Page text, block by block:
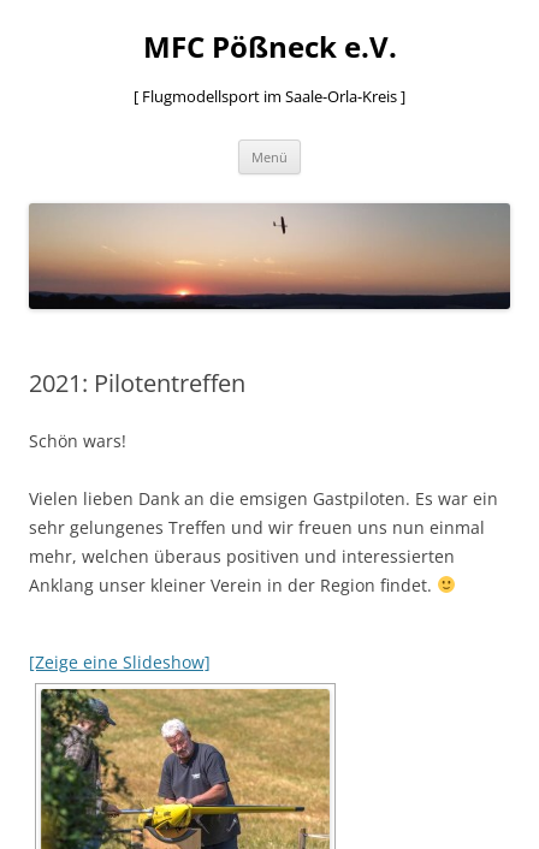
MFC Pößneck e.V.
[ Flugmodellsport im Saale-Orla-Kreis ]
Menü
2021: Pilotentreffen
Schön wars!
Vielen lieben Dank an die emsigen Gastpiloten. Es war ein
sehr gelungenes Treffen und wir freuen uns nun einmal
mehr, welchen überaus positiven und interessierten
Anklang unser kleiner Verein in der Region findet.
[Zeige eine Slideshow]